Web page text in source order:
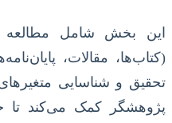
این بخش شامل مطالعه
(کتاب‌ها، مقالات،
تحقیق و شناسایی
پژوهشگر کمک می‌کند تا